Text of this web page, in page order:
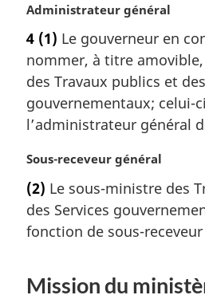
l
:
a
r
g
i
n
a
l
e
:
N
t
e
m
a
r
g
n
a
e
:
Administrateur général
4 (1) Le gouverneur en
nommer, à titre
des Travaux publics et
gouvernementaux; celui-
l’administrateur général
N
t
e
m
g
Sous-receveur général
(2) Le sous-ministre des
des Services
fonction de sous-
Mission du